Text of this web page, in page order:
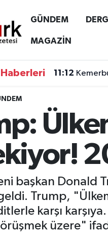
GÜNDEM DERGİ
MAGAZİN
11:12
başkan Donald
Trump,
karşı
üzere"